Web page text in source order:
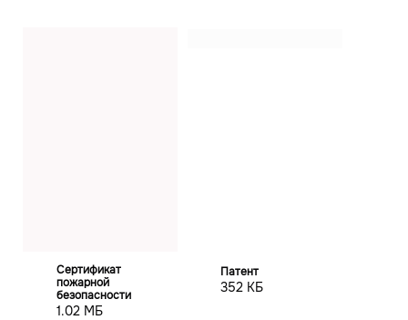
Патент
352 КБ
Сертификат
пожарной
безопасности
1.02 МБ